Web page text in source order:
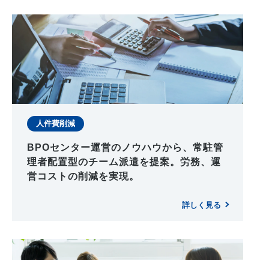
人件費削減
BPOセンター運営のノウハウから、常駐管
理者配置型のチーム派遣を提案。労務、運
営コストの削減を実現。
詳しく見る